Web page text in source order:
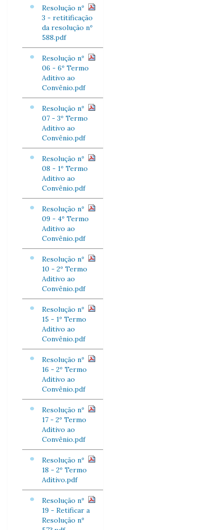
Resolução nº
3 - retitificação
da resolução nº
588.pdf
Resolução nº
06 - 6º Termo
Aditivo ao
Convênio.pdf
Resolução nº
07 - 3º Termo
Aditivo ao
Convênio.pdf
Resolução nº
08 - 1º Termo
Aditivo ao
Convênio.pdf
Resolução nº
09 - 4º Termo
Aditivo ao
Convênio.pdf
Resolução nº
10 - 2º Termo
Aditivo ao
Convênio.pdf
Resolução nº
15 - 1º Termo
Aditivo ao
Convênio.pdf
Resolução nº
16 - 2º Termo
Aditivo ao
Convênio.pdf
Resolução nº
17 - 2º Termo
Aditivo ao
Convênio.pdf
Resolução nº
18 - 2º Termo
Aditivo.pdf
Resolução nº
19 - Retificar a
Resolução nº